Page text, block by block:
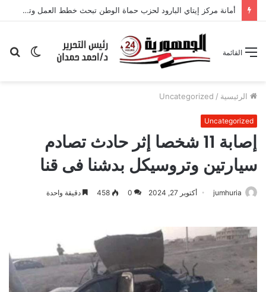
أمانة مركز إيتاي البارود لحزب حماة الوطن تبحث خطط العمل وتعزيز التواجد الجماهيري
الوضع
القائمة
الرئيسية /
Uncategorized
Uncategorized
إصابة 11 شخصا إثر حادث تصادم
سيارتين وتروسيكل بدشنا فى قنا
jumhuria أكتوبر 27, 2024 0
458 دقيقة واحدة